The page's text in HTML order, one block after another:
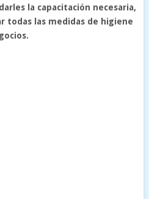
la capacitación necesaria,
todas las medidas de higiene